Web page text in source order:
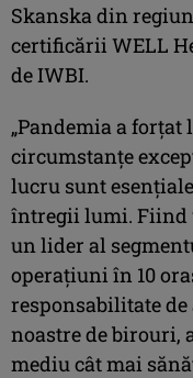
Skanska din
certificării WELL
de IWBI.
„Pandemia a forțat
circumstanțe
lucru sunt
întregii lumi. Fiind
un lider al
operațiuni în 10
responsabilitate
noastre de birouri,
mediu cât mai